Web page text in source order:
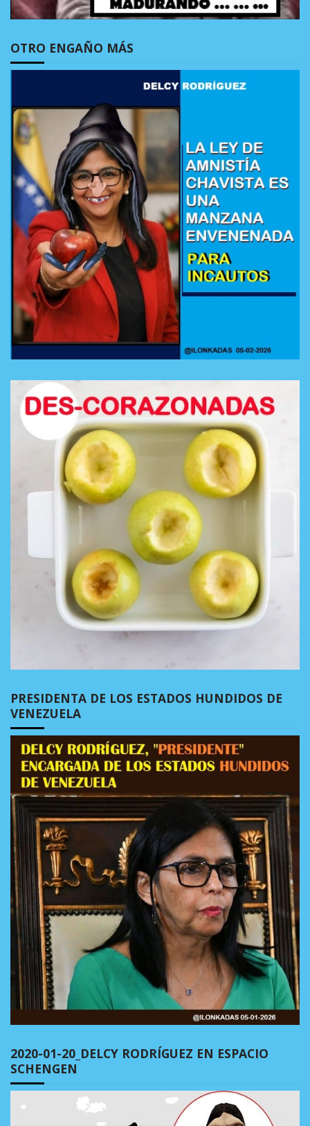
OTRO ENGAÑO MÁS
PRESIDENTA DE LOS ESTADOS HUNDIDOS DE
VENEZUELA
2020-01-20_DELCY RODRÍGUEZ EN ESPACIO
SCHENGEN